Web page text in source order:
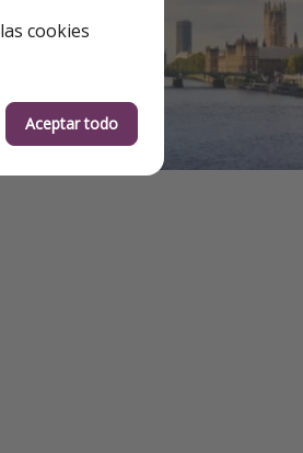
cookies
Aceptar todo